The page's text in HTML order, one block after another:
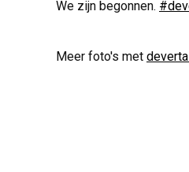
We zijn begonnen.
Meer foto's met